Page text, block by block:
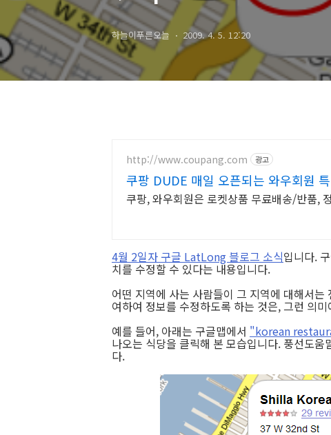
store?)
하늘이푸른오늘 2009. 4. 5. 12:20
http://www.coupang.com 광고
쿠팡 DUDE 매일 오픈되는 와우회원
쿠팡, 와우회원은 로켓상품 무료배송/반품,
4월 2일자 구글 LatLong 블로그 소식입니다.
치를 수정할 수 있다는 내용입니다.
어떤 지역에 사는 사람들이 그 지역에 대해서
여하여 정보를 수정하도록 하는 것은, 그런 의
예를 들어, 아래는 구글맵에서 "korean
나오는 식당을 클릭해 본 모습입니다. 풍선도
다.